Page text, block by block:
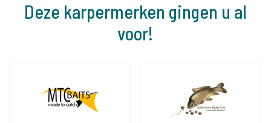
Deze karpermerken gingen u al
voor!